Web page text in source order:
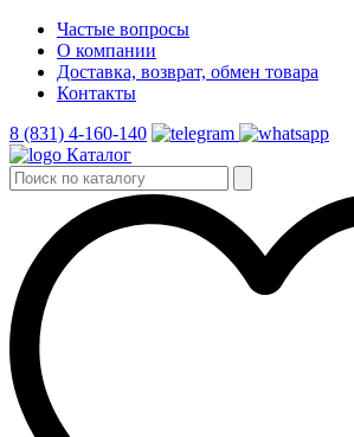
Частые вопросы
О компании
Доставка, возврат, обмен товара
Контакты
8 (831) 4-160-140
Каталог